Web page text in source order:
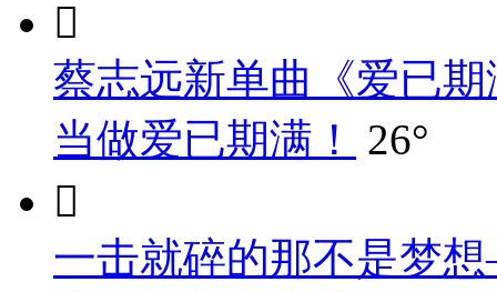

蔡志远新单曲《爱已
当做爱已期满！
26°

一击就碎的那不是梦